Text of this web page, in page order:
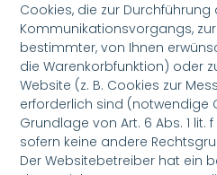
Cookies, die zur
Kommunikationsvorgangs,
bestimmter, von Ihnen
die Warenkorbfunktion) oder
Website (z. B. Cookies zur
erforderlich sind (notwendige
Grundlage von Art. 6 Abs. 1 lit.
sofern keine andere
Der Websitebetreiber hat ein